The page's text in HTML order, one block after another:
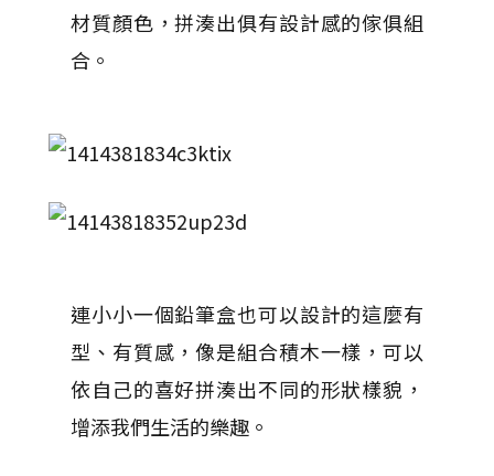
材質顏色，拼湊出俱有設計感的傢俱組
合。
連小小一個鉛筆盒也可以設計的這麼有
型、有質感，像是組合積木一樣，可以
依自己的喜好拼湊出不同的形狀樣貌，
增添我們生活的樂趣。